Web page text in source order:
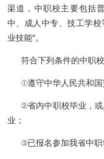
渠道，中职校主要包括
中、成人中专、技工学
业技能”。
符合下列条件的中职
①遵守中华人民共和国
②省内中职校毕业，
业；
③已报名参加我省中职